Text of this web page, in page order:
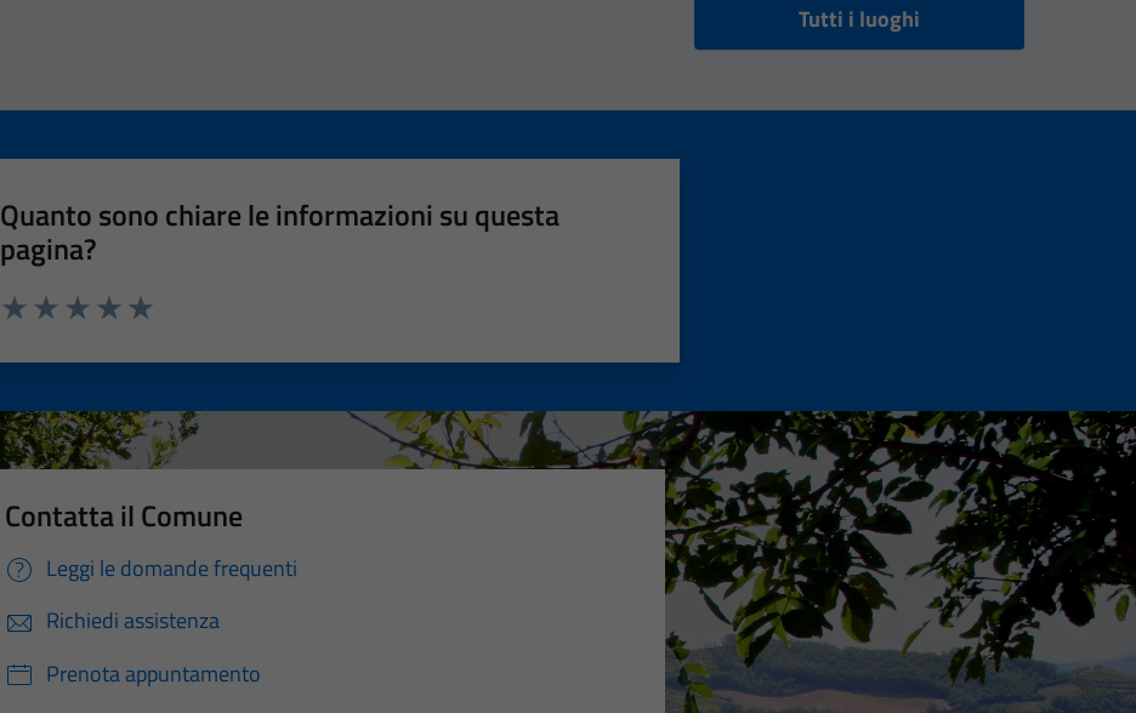
Tutti i luoghi
Quanto sono chiare le informazioni su questa
pagina?
Contatta il Comune
Leggi le domande frequenti
Richiedi assistenza
Prenota appuntamento